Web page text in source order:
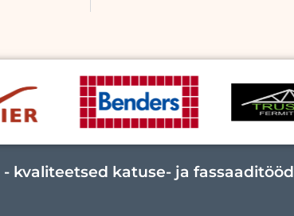
kvaliteetsed katuse- ja fassaaditööd